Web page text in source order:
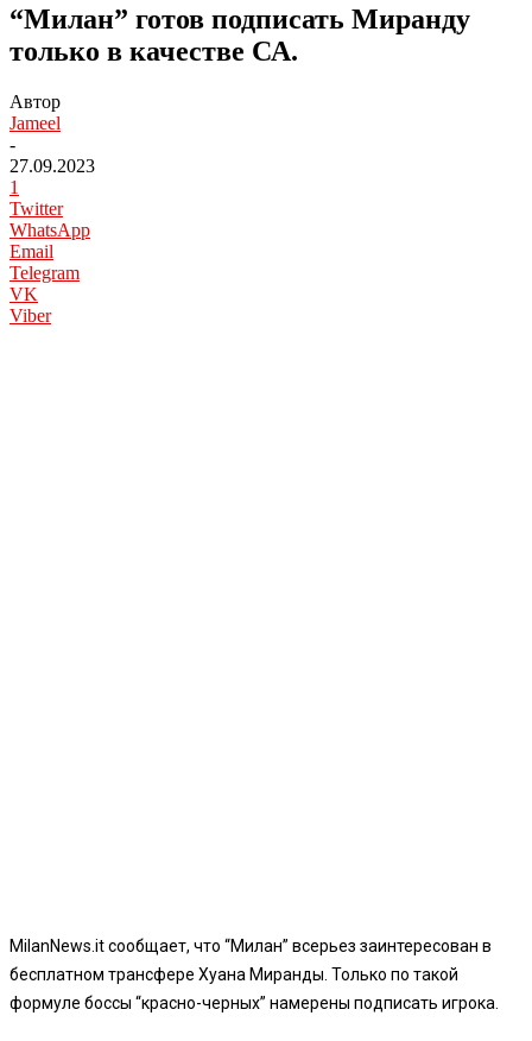
“Милан” готов подписать Миранду
только в качестве СА.
Автор
Jameel
-
27.09.2023
1
Twitter
WhatsApp
Email
Telegram
VK
Viber
MilanNews.it сообщает, что “Милан” всерьез заинтересован в
бесплатном трансфере Хуана Миранды. Только по такой
формуле боссы “красно-черных” намерены подписать игрока.